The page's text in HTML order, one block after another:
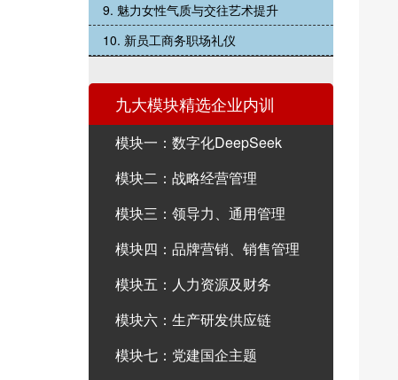
9. 魅力女性气质与交往艺术提升
10. 新员工商务职场礼仪
九大模块精选企业内训
模块一：数字化DeepSeek
模块二：战略经营管理
模块三：领导力、通用管理
模块四：品牌营销、销售管理
模块五：人力资源及财务
模块六：生产研发供应链
模块七：党建国企主题